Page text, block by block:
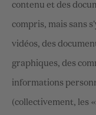
contenu et des
compris, mais sans
vidéos, des
graphiques, des
informations
(collectivement, les